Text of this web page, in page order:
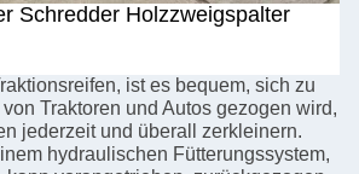
Schredder Holzzweigspalter
ist es bequem, sich zu
Traktoren und Autos gezogen wird,
jederzeit und überall zerkleinern.
hydraulischen Fütterungssystem,